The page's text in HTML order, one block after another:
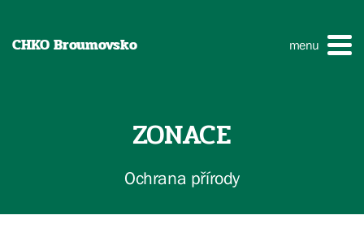
CHKO Broumovsko menu
ZONACE
Ochrana přírody